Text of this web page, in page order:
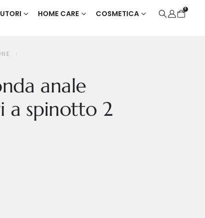
HOME CARE
COSMETICA
0
anale
a spinotto 2